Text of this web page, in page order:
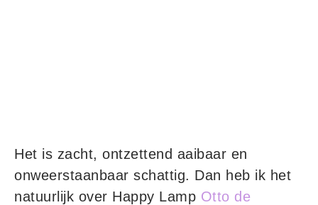
Het is zacht, ontzettend aaibaar en
onweerstaanbaar schattig. Dan heb ik het
natuurlijk over Happy Lamp Otto de